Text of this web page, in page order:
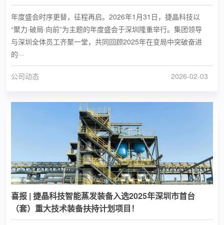
年度盛会时序更替，征程再启。2026年1月31日，捷晶科技以
“聚力·破局·向前”为主题的年度盛会于深圳隆重举行。集团领导
与深圳全体员工齐聚一堂，共同回顾2025年在变局中突破奋进
的···
公司动态 2026-02-03
喜报 | 捷晶科技智能蒸发装备入选2025年深圳市首台
（套）重大技术装备扶持计划项目！